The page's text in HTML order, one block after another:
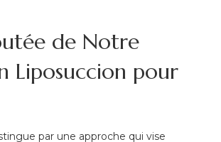
de Notre
Liposuccion pour
par une approche qui vise